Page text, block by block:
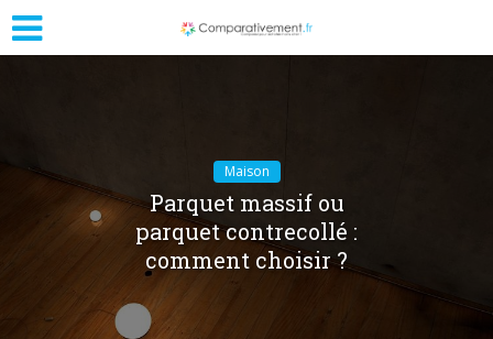
Maison
Parquet massif ou
parquet contrecollé :
comment choisir ?